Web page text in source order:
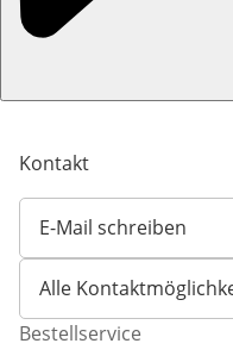
Kontakt
E-Mail schreiben
Öffnet E-Mail-Client
Alle
Bestellservice